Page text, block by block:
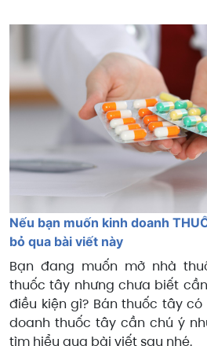
Nếu bạn muốn kinh doanh
bỏ qua bài viết này
Bạn đang muốn mở nhà
thuốc tây nhưng chưa biết
điều kiện gì? Bán thuốc tây có
doanh thuốc tây cần chú ý
tìm hiểu qua bài viết sau nhé.